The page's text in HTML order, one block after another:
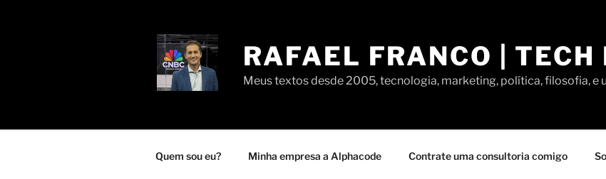
RAFAEL FRANCO | TECH
Meus textos desde 2005, tecnologia, marketing, política, filosofia, e
Quem sou eu? Minha empresa a Alphacode Contrate uma consultoria comigo